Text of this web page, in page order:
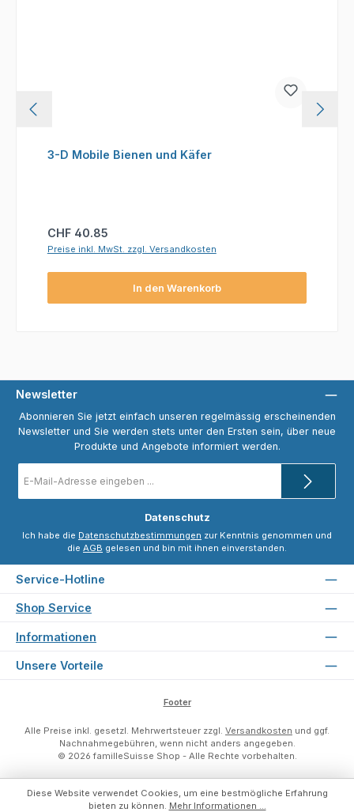
3-D Mobile Bienen und Käfer
Regulärer Preis:
CHF 40.85
Preise inkl. MwSt. zzgl. Versandkosten
In den Warenkorb
Newsletter
Abonnieren Sie jetzt einfach unseren regelmässig erscheinenden
Newsletter und Sie werden stets unter den Ersten sein, über neue
Produkte und Angebote informiert werden.
Mail-
Datenschutz
Ich habe die Datenschutzbestimmungen zur Kenntnis genommen und
die AGB gelesen und bin mit ihnen einverstanden.
Service-Hotline
Shop Service
Informationen
Unsere Vorteile
Footer
Alle Preise inkl. gesetzl. Mehrwertsteuer zzgl. Versandkosten und ggf.
Nachnahmegebühren, wenn nicht anders angegeben.
© 2026 familleSuisse Shop - Alle Rechte vorbehalten.
Diese Website verwendet Cookies, um eine bestmögliche Erfahrung
bieten zu können. Mehr Informationen ...